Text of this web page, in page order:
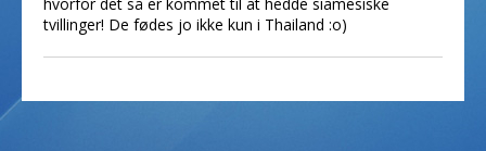
tvillinger! De fødes jo ikke kun i Thailand :o)